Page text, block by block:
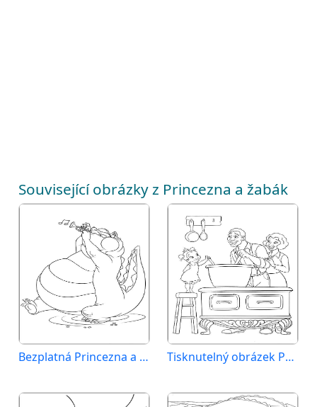
Související obrázky z Princezna a žabák
Bezplatná Princezna a žabák Tisknutelný obrázek Princezna a žabák